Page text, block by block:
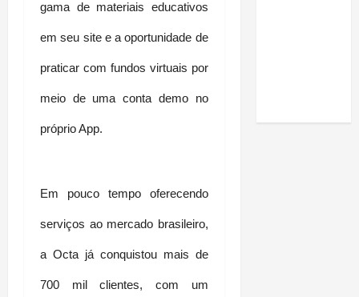
gama de materiais educativos
em seu site e a oportunidade de
praticar com fundos virtuais por
meio de uma conta demo no
próprio App.
Em pouco tempo oferecendo
serviços ao mercado brasileiro,
a Octa já conquistou mais de
700 mil clientes, com um